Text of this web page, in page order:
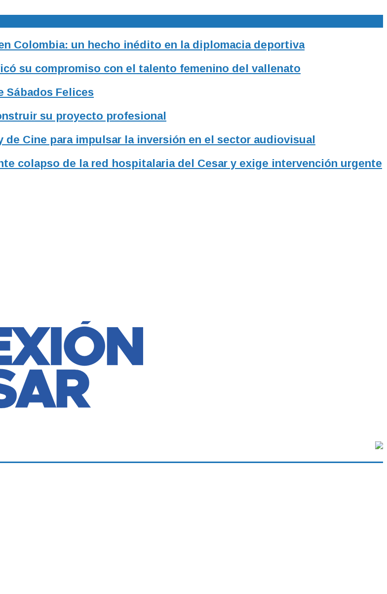
Colombia: un hecho inédito en la diplomacia deportiva
su compromiso con el talento femenino del vallenato
Sábados Felices
su proyecto profesional
Cine para impulsar la inversión en el sector audiovisual
colapso de la red hospitalaria del Cesar y exige intervención urgente